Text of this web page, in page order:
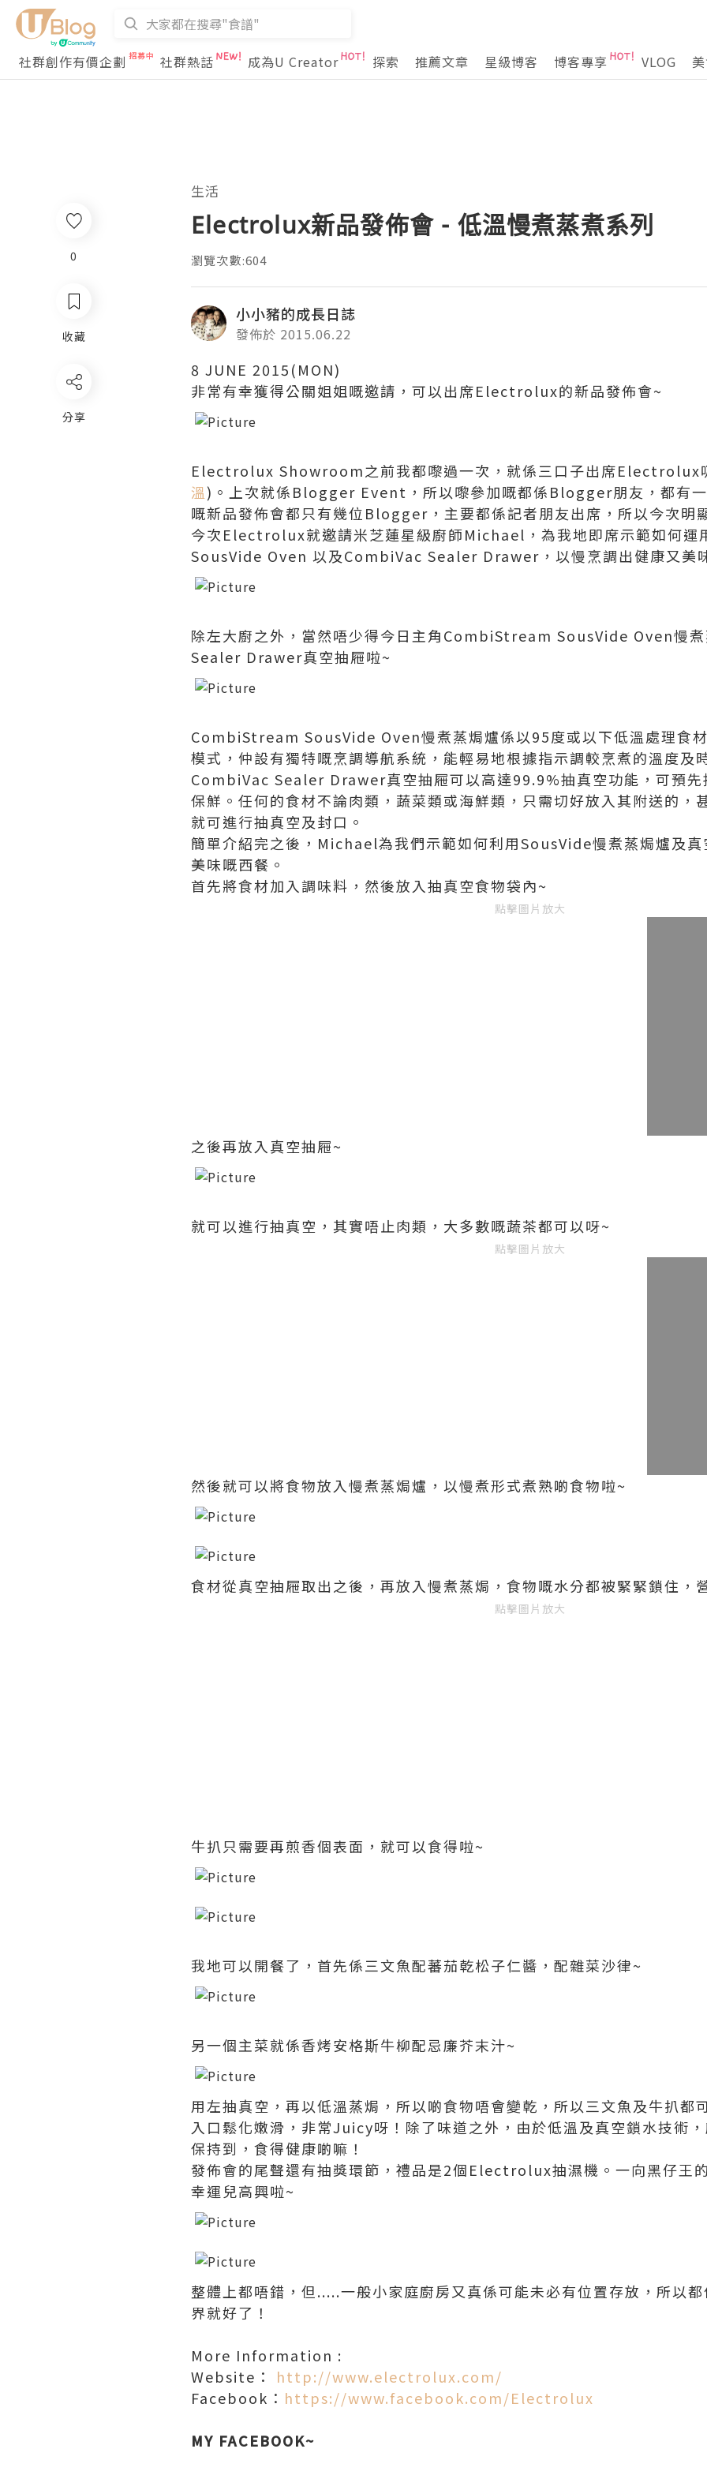
社群創作有價企劃 社群熱話 成為U Creator 探索 推薦文章 星級博客 博客專享 VLOG
0
收藏
分享
生活
Electrolux新品發佈會 - 低溫慢煮蒸煮系列
瀏覽次數:604
小小豬的成長日誌
發佈於 2015.06.22
8 JUNE 2015(MON)
非常有幸獲得公關姐姐嘅邀請，可以出席Electrolux的新品發佈會~
Electrolux Showroom之前我都嚟過一次，就係三口子出席Electrolux
溫)。上次就係Blogger Event，所以嚟參加嘅都係Blogger朋友，都有
嘅新品發佈會都只有幾位Blogger， 主要都係記者朋友出席，所以今次明
今次Electrolux就邀請米芝蓮星級廚師Michael，為我地即席示範如何
SousVide Oven 以及CombiVac Sealer Drawer，以慢烹調出健康又美
除左大廚之外，當然唔少得今日主角CombiStream SousVide Oven慢煮
Sealer Drawer真空抽屜啦~
CombiStream SousVide Oven慢煮蒸焗爐係以95度或以下低溫處理食
模式，仲設有獨特嘅烹調導航系統，能輕易地根據指示調較烹煮的溫度及
CombiVac Sealer Drawer真空抽屜可以高達99.9%抽真空功能，可預
保鮮。任何的食材不論肉類，蔬菜類或海鮮類，只需切好放入其附送的，
就可進行抽真空及封口。
簡單介紹完之後，Michael為我們示範如何利用SousVide慢煮蒸焗爐及
美味嘅西餐。
首先將食材加入調味料 ， 然後放入抽真空食物袋內~
點擊圖片放大
之後再放入真空抽屜~
就可以進行抽真空，其實唔止肉類，大多數嘅蔬茶都可以呀~
點擊圖片放大
然後就可以將食物放入慢煮蒸焗爐，以慢煮形式煮熟啲食物啦~
食材從真空抽屜取出之後，再放入慢煮蒸焗， 食物嘅水分都被緊緊鎖住，
點擊圖片放大
牛扒只需要再煎香個表面，就可以食得啦~
我地可以開餐了，首先係三文魚配蕃茄乾松子仁醬，配雜菜沙律~
另一個主菜就係香烤安格斯牛柳配忌廉芥末汁~
用左抽真空，再以低溫蒸焗，所以啲食物唔會變乾，所以三文魚及牛扒都
入口鬆化嫩滑，非常Juicy呀！除了味道之外，由於低溫及真空鎖水技術
保持到，食得健康啲嘛！
發佈會的尾聲還有抽獎環節，禮品是2個Electrolux抽濕機。一向黑仔王
幸運兒高興啦~
整體上都唔錯，但.....一般小家庭廚房又真係可能未必有位置存放，所以
界就好了！
More Information :
Website： http://www.electrolux.com/
Facebook： https://www.facebook.com/Electrolux
MY FACEBOOK~